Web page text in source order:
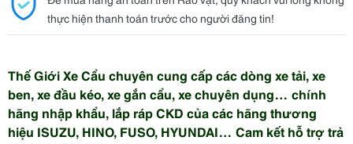
thực hiện thanh toán trước cho người đăng tin!
Thế Giới Xe Cẩu chuyên cung cấp các dòng xe tải, xe
ben, xe đầu kéo, xe gắn cẩu, xe chuyên dụng… chính
hãng nhập khẩu, lắp ráp CKD của các hãng thương
hiệu ISUZU, HINO, FUSO, HYUNDAI… Cam kết hỗ trợ trả